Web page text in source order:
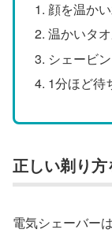
顔を温か
温かいタ
シェービ
1分ほど待
正しい剃り
電気シェーバーは